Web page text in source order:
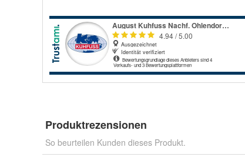
Produktrezensionen
So beurteilen Kunden dieses Produkt.